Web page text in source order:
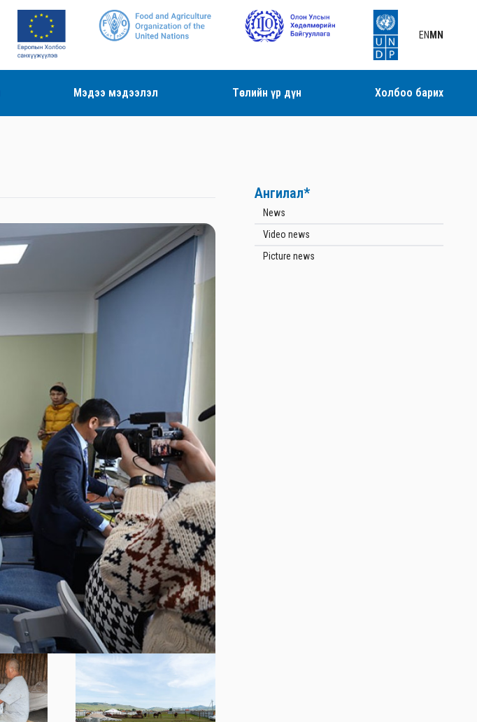
EN MN
Мэдээ мэдээлэл Төслийн үр дүн Холбоо барих
Ангилал*
News
Video news
Picture news